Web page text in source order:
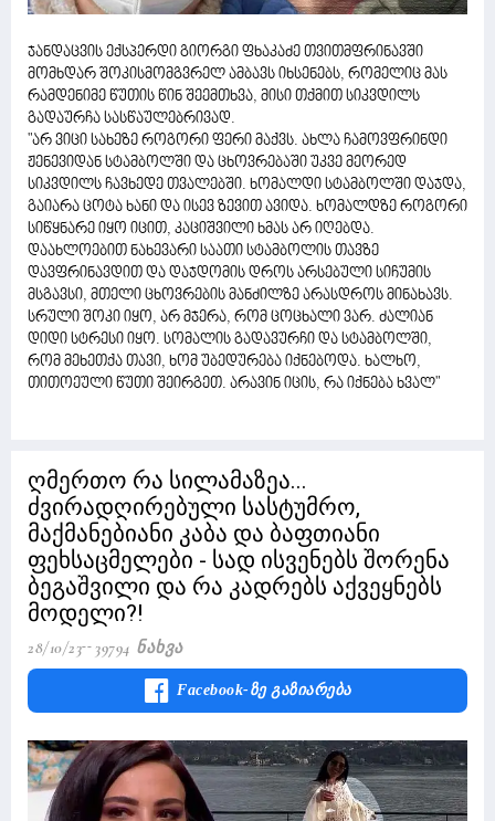
ჯანდაცვის ექსპერდი გიორგი ფხაკაძე თვითმფრინავში
მომხდარ შოკისმომგვრელ ამბავს იხსენებს, რომელიც მას
რამდენიმე წუთის წინ შეემთხვა, მისი თქმით სიკვდილს
გადაურჩა სასწაულებრივად.
"არ ვიცი სახეზე როგორი ფერი მაქვს. ახლა ჩამოვფრინდი
ჟენევიდან სტამბოლში და ცხოვრებაში უკვე მეორედ
სიკვდილს ჩავხედე თვალებში. ხომალდი სტამბოლში დაჯდა,
გაიარა ცოტა ხანი და ისევ ზევით ავიდა. ხომალდზე როგორი
სიწყნარე იყო იცით, კაციშვილი ხმას არ იღებდა.
დაახლოებით ნახევარი საათი სტამბოლის თავზე
დავფრინავდით და დაჯდომის დროს არსებული სიჩუმის
მსგავსი, მთელი ცხოვრების მანძილზე არასდროს მინახავს.
სრული შოკი იყო, არ მჯერა, რომ ცოცხალი ვარ. ძალიან
დიდი სტრესი იყო. სომალის გადავურჩი და სტამბოლში,
რომ მეხეთქა თავი, ხომ უბედურება იქნებოდა. ხალხო,
თითოეული წუთი შეირგეთ. არავინ იცის, რა იქნება ხვალ"
ღმერთო რა სილამაზეა...
ძვირადღირებული სასტუმრო,
მაქმანებიანი კაბა და ბაფთიანი
ფეხსაცმელები - სად ისვენებს შორენა
ბეგაშვილი და რა კადრებს აქვეყნებს
მოდელი?!
28/10/23 39794 Ნახვა
Facebook-Ზე Გაზიარება